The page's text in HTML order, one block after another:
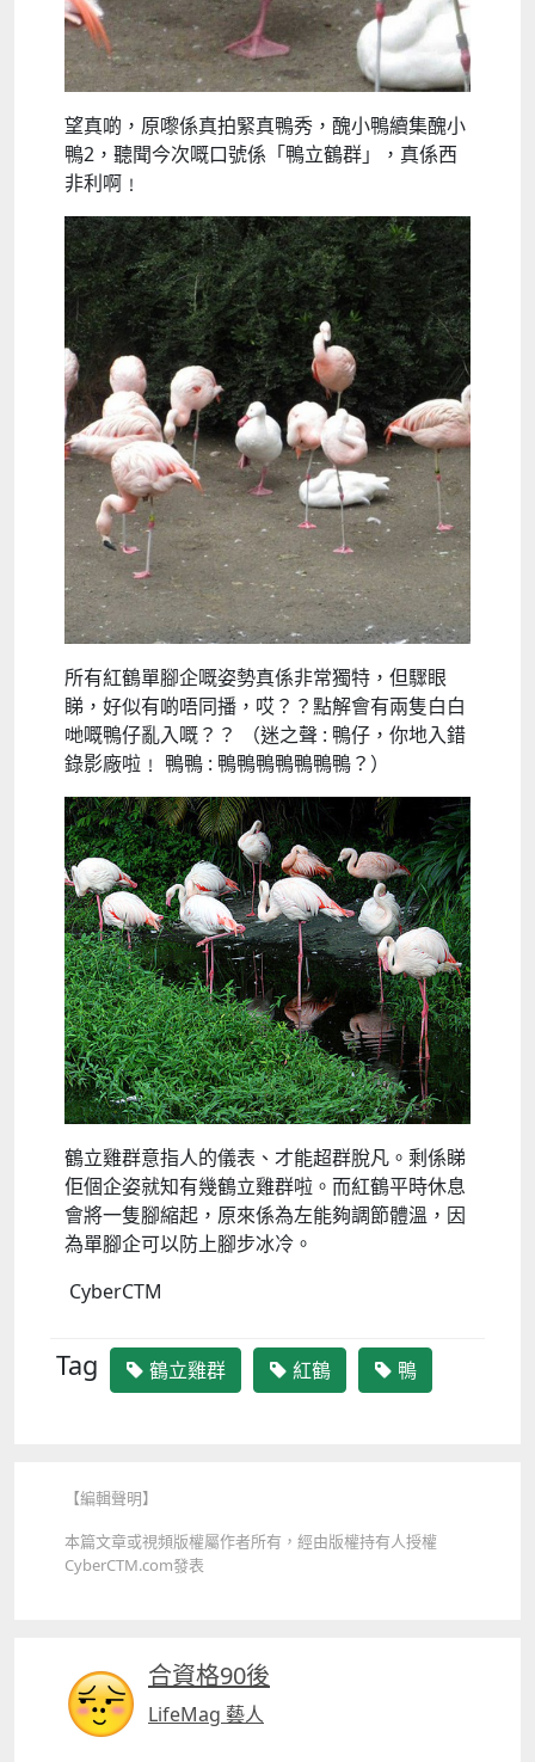
望真啲，原嚟係真拍緊真鴨秀，醜小鴨續集醜小
鴨2，聽聞今次嘅口號係「鴨立鶴群」，真係西
非利啊﹗
所有紅鶴單腳企嘅姿勢真係非常獨特，但驟眼
睇，好似有啲唔同播，哎？？點解會有兩隻白白
哋嘅鴨仔亂入嘅？？ （迷之聲 : 鴨仔，你地入錯
錄影廠啦﹗ 鴨鴨 : 鴨鴨鴨鴨鴨鴨鴨？）
鶴立雞群意指人的儀表、才能超群脫凡。剩係睇
佢個企姿就知有幾鶴立雞群啦。而紅鶴平時休息
會將一隻腳縮起，原來係為左能夠調節體溫，因
為單腳企可以防上腳步冰冷。
CyberCTM
Tag 鶴立雞群 紅鶴 鴨
【編輯聲明】
本篇文章或視頻版權屬作者所有，經由版權持有人授權
CyberCTM.com發表
合資格90後
LifeMag 藝人